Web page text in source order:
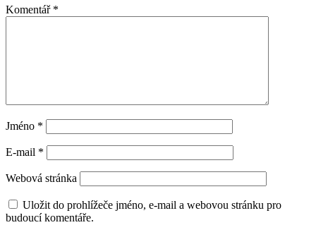
Komentář *
Jméno *
E-mail *
Webová stránka
Uložit do prohlížeče jméno, e-mail a webovou stránku pro
budoucí komentáře.